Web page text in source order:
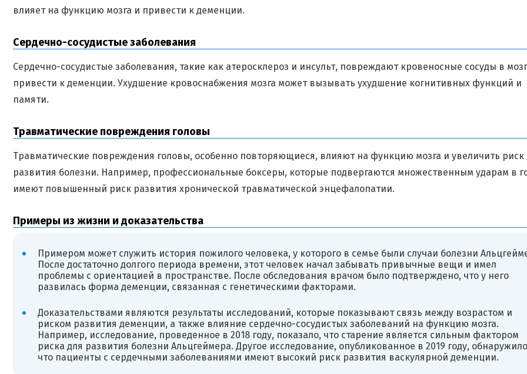
влияет на функцию мозга и привести к деменции.
Сердечно-сосудистые заболевания
Сердечно-сосудистые заболевания, такие как атеросклероз и инсульт, повреждают кровеносные сосуды в
привести к деменции. Ухудшение кровоснабжения мозга может вызывать ухудшение когнитивных функций и
памяти.
Травматические повреждения головы
Травматические повреждения головы, особенно повторяющиеся, влияют на функцию мозга и увеличить риск
развития болезни. Например, профессиональные боксеры, которые подвергаются множественным ударам в
имеют повышенный риск развития хронической травматической энцефалопатии.
Примеры из жизни и доказательства
Примером может служить история пожилого человека, у которого в семье были случаи болезни
После достаточно долгого периода времени, этот человек начал забывать привычные вещи и имел
проблемы с ориентацией в пространстве. После обследования врачом было подтверждено, что у него
развилась форма деменции, связанная с генетическими факторами.
Доказательствами являются результаты исследований, которые показывают связь между возрастом и
риском развития деменции, а также влияние сердечно-сосудистых заболеваний на функцию мозга.
Например, исследование, проведенное в 2018 году, показало, что старение является сильным фактором
риска для развития болезни Альцгеймера. Другое исследование, опубликованное в 2019 году,
что пациенты с сердечными заболеваниями имеют высокий риск развития васкулярной деменции.